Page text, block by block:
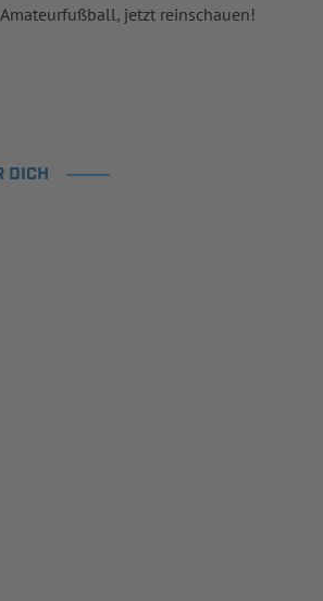
jetzt reinschauen!
DICH